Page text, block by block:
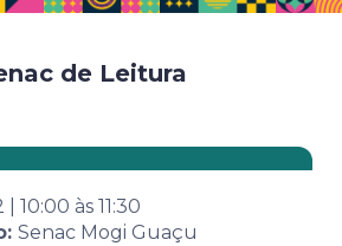
de Leitura
10:00 às 11:30
Senac Mogi Guaçu